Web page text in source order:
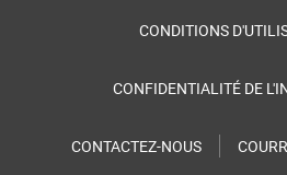
CONDITIONS
CONFIDENTIALITÉ DE
CONTACTEZ-NOUS